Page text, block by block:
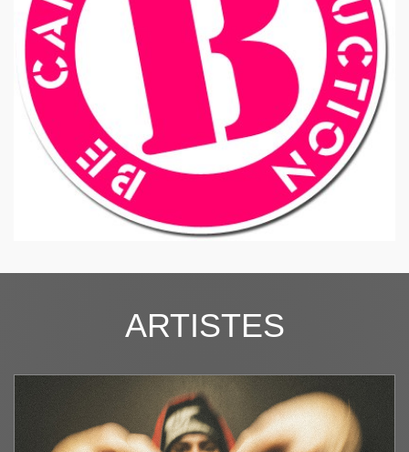
ARTISTES